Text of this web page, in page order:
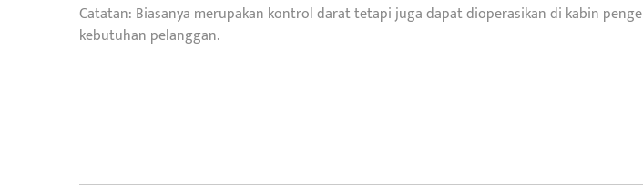
Catatan: Biasanya merupakan kontrol darat tetapi juga dapat dioperasikan di kabin
kebutuhan pelanggan.